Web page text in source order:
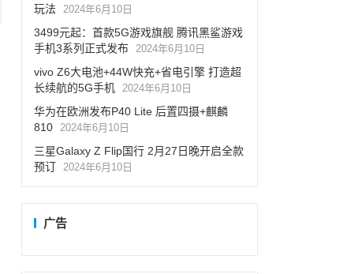
玩法 2024年6月10日
3499元起：首款5G游戏旗舰 腾讯黑鲨游戏
手机3系列正式发布 2024年6月10日
vivo Z6大电池+44W快充+省电引擎 打造超
长续航的5G手机 2024年6月10日
华为在欧洲发布P40 Lite 后置四摄+麒麟
810 2024年6月10日
三星Galaxy Z Flip国行 2月27日晚开启全款
预订 2024年6月10日
广告